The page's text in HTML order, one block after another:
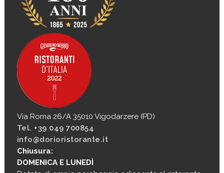
Via Roma 26/A 35010 Vigodarzere (PD)
Tel. +39 049 700854
info@dorioristorante.it
Chiusura:
DOMENICA E LUNEDÌ